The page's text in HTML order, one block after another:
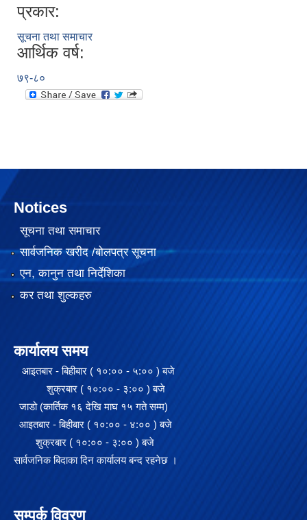
प्रकार:
सूचना तथा समाचार
आर्थिक वर्ष:
७९-८०
Notices
सूचना तथा समाचार
सार्वजनिक खरीद /बोलपत्र सूचना
एन, कानुन तथा निर्देशिका
कर तथा शुल्कहरु
कार्यालय समय
आइतबार - बिहीबार ( १०:०० - ५:०० ) बजे
शुक्रबार ( १०:०० - ३:०० ) बजे
जाडो (कार्तिक १६ देखि माघ १५ गते सम्म)
आइतबार - बिहीबार ( १०:०० - ४:०० ) बजे
शुक्रबार ( १०:०० - ३:०० ) बजे
सार्वजनिक बिदाका दिन कार्यालय बन्द रहनेछ ।
सम्पर्क विवरण